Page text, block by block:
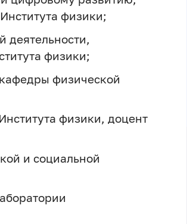
физики;
деятельности,
физики;
физической
физики, доцент
и социальной